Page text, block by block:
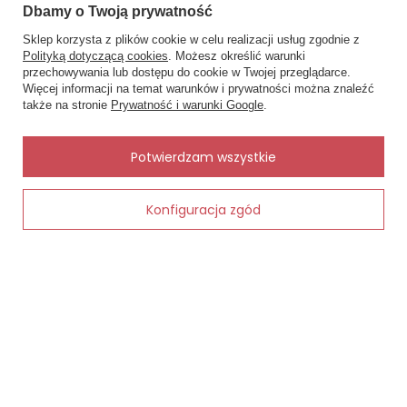
Dodaj do koszyka
Otulacz 100% Bamboo Woodland-
Makaszka
87,50 zł - 177,10 zł
Makaszka
×
✨ Asystent zakupowy
Napisz czego szukasz — pokażę
gotowe propozycje.
Dbamy o Twoją prywatność
Sklep korzysta z plików cookie w celu realizacji usług zgodnie z
Polityką dotyczącą cookies. Możesz określić warunki
przechowywania lub dostępu do cookie w Twojej przeglądarce.
Więcej informacji na temat warunków i prywatności można znaleźć
także na stronie Prywatność i warunki Google.
Konfiguracja zgód
Potwierdzam wszystkie